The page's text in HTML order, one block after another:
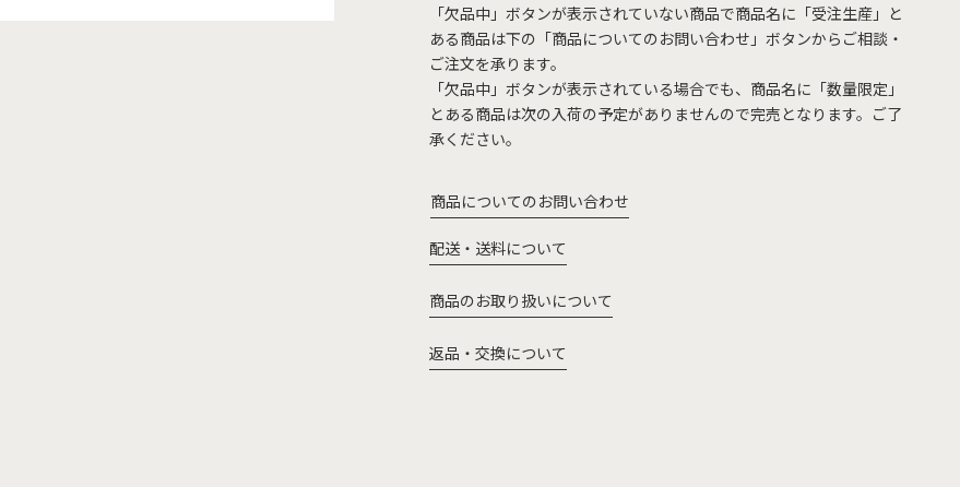
「欠品中」ボタンが表示されていない商品で商品名に「受注生産」と
ある商品は下の「商品についてのお問い合わせ」ボタンからご相談・
ご注文を承ります。
「欠品中」ボタンが表示されている場合でも、商品名に「数量限定」
とある商品は次の入荷の予定がありませんので完売となります。ご了
承ください。
商品についてのお問い合わせ
配送・送料について
商品のお取り扱いについて
返品・交換について